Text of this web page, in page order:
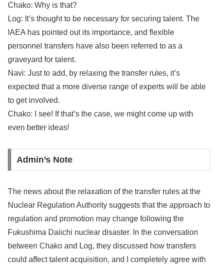
Chako: Why is that?
Log: It’s thought to be necessary for securing talent. The
IAEA has pointed out its importance, and flexible
personnel transfers have also been referred to as a
graveyard for talent.
Navi: Just to add, by relaxing the transfer rules, it’s
expected that a more diverse range of experts will be able
to get involved.
Chako: I see! If that’s the case, we might come up with
even better ideas!
Admin’s Note
The news about the relaxation of the transfer rules at the
Nuclear Regulation Authority suggests that the approach to
regulation and promotion may change following the
Fukushima Daiichi nuclear disaster. In the conversation
between Chako and Log, they discussed how transfers
could affect talent acquisition, and I completely agree with